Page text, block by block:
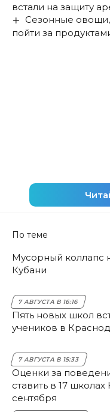
встали на защиту
Сезонные
пойти за
По теме
Мусорный коллапс
Кубани
7 АВГУСТА В 16:16
Пять новых школ
учеников в
7 АВГУСТА В 15:33
Оценки за
ставить в 17 школах
сентября